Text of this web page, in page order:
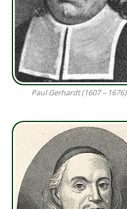
Paul Gerhardt (1607 – 1676)